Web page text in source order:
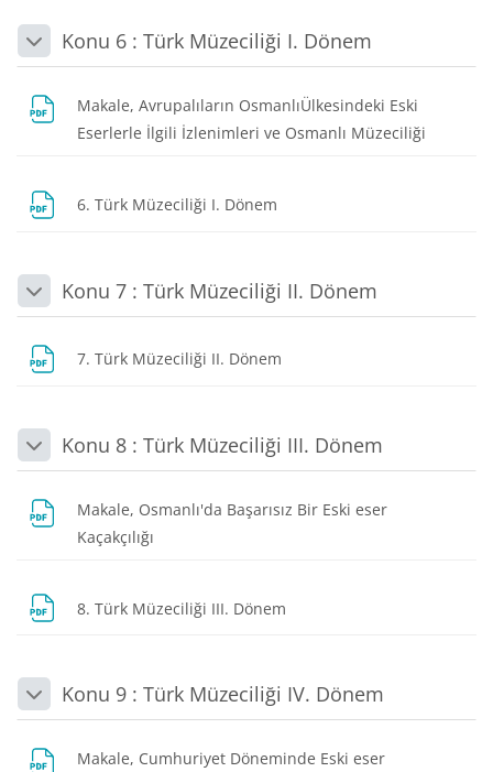
DaraltKonu 6 : Türk Müzeciliği I. Dönem
Makale, Avrupalıların OsmanlıÜlkesindeki Eski
Eserlerle İlgili İzlenimleri ve Osmanlı Müzeciliği
6. Türk Müzeciliği I. Dönem
DaraltKonu 7 : Türk Müzeciliği II. Dönem
7. Türk Müzeciliği II. Dönem
DaraltKonu 8 : Türk Müzeciliği III. Dönem
Makale, Osmanlı'da Başarısız Bir Eski eser
Kaçakçılığı
8. Türk Müzeciliği III. Dönem
DaraltKonu 9 : Türk Müzeciliği IV. Dönem
Makale, Cumhuriyet Döneminde Eski eser